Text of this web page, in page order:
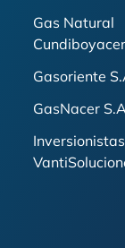
Gas Natural
Gasoriente
GasNacer
Inversionistas